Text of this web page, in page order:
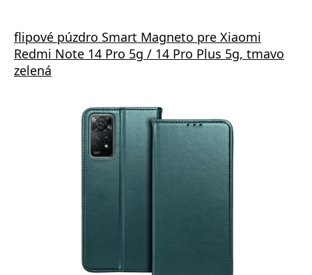
flipové púzdro Smart Magneto pre Xiaomi
Redmi Note 14 Pro 5g / 14 Pro Plus 5g, tmavo
zelená